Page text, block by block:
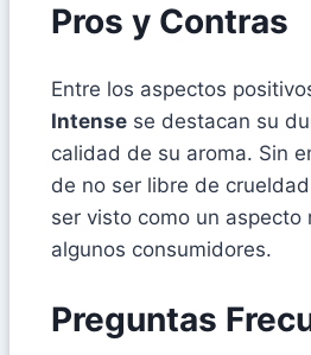
Pros y Contras
Entre los aspectos
Intense se destacan su
calidad de su aroma. Sin
de no ser libre de
ser visto como un aspecto
algunos consumidores.
Preguntas